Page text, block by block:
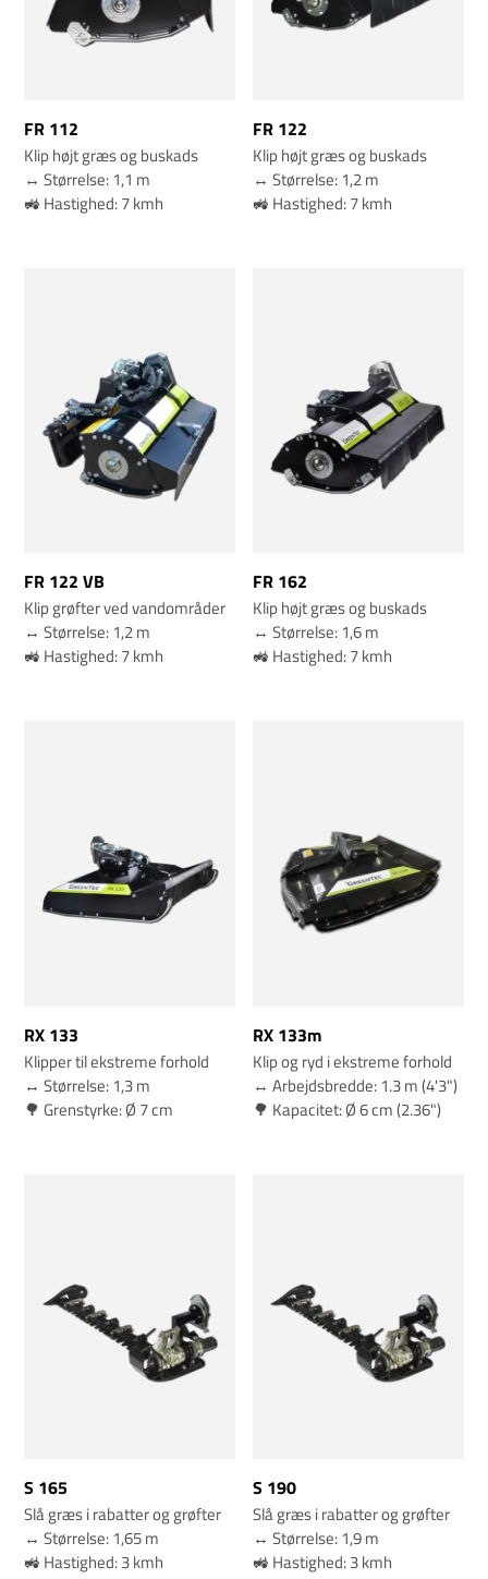
FR 112
Klip højt græs og buskads
↔️ Størrelse: 1,1 m
🚜 Hastighed: 7 kmh
FR 122
Klip højt græs og buskads
↔️ Størrelse: 1,2 m
🚜 Hastighed: 7 kmh
FR 122 VB
Klip grøfter ved vandområder
↔️ Størrelse: 1,2 m
🚜 Hastighed: 7 kmh
FR 162
Klip højt græs og buskads
↔️ Størrelse: 1,6 m
🚜 Hastighed: 7 kmh
RX 133
Klipper til ekstreme forhold
↔️ Størrelse: 1,3 m
🌳 Grenstyrke: Ø 7 cm
RX 133m
Klip og ryd i ekstreme forhold
↔️ Arbejdsbredde: 1.3 m (4'3")
🌳 Kapacitet: Ø 6 cm (2.36")
S 165
Slå græs i rabatter og grøfter
↔️ Størrelse: 1,65 m
🚜 Hastighed: 3 kmh
S 190
Slå græs i rabatter og grøfter
↔️ Størrelse: 1,9 m
🚜 Hastighed: 3 kmh